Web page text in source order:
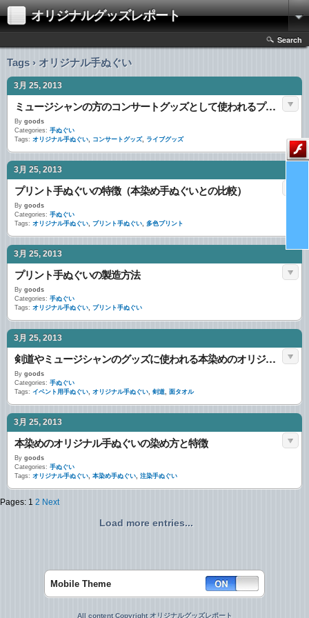
オリジナルグッズレポート
Search
Tags › オリジナル手ぬぐい
3月 25, 2013
ミュージシャンの方のコンサートグッズとして使われるプリントのオリジナル手ぬぐい
By goods
Categories: 手ぬぐい
Tags: オリジナル手ぬぐい, コンサートグッズ, ライブグッズ
3月 25, 2013
プリント手ぬぐいの特徴（本染め手ぬぐいとの比較）
By goods
Categories: 手ぬぐい
Tags: オリジナル手ぬぐい, プリント手ぬぐい, 多色プリント
3月 25, 2013
プリント手ぬぐいの製造方法
By goods
Categories: 手ぬぐい
Tags: オリジナル手ぬぐい, プリント手ぬぐい
3月 25, 2013
剣道やミュージシャンのグッズに使われる本染めのオリジナル手ぬぐい
By goods
Categories: 手ぬぐい
Tags: イベント用手ぬぐい, オリジナル手ぬぐい, 剣道, 面タオル
3月 25, 2013
本染めのオリジナル手ぬぐいの染め方と特徴
By goods
Categories: 手ぬぐい
Tags: オリジナル手ぬぐい, 本染め手ぬぐい, 注染手ぬぐい
Pages: 1 2 Next
Load more entries...
Mobile Theme
All content Copyright オリジナルグッズレポート